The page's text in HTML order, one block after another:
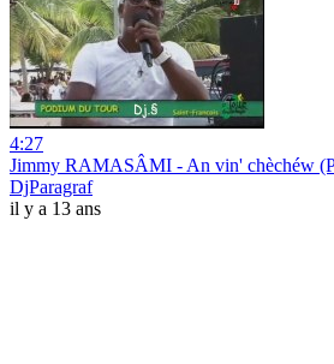
4:27
Jimmy RAMASÂMI - An vin' chèchéw
DjParagraf
il y a 13 ans